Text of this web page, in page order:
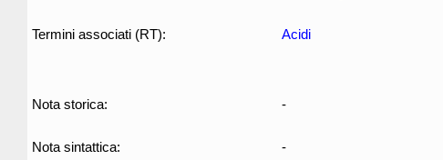
Termini associati (RT): Acidi
Nota storica: -
Nota sintattica: -